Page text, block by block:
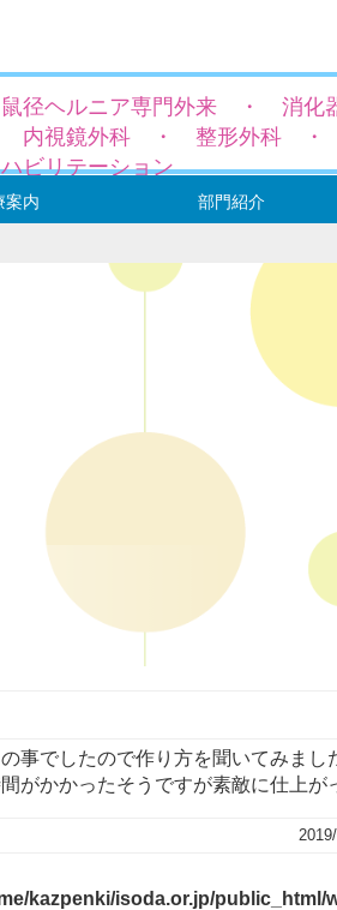
ヘルニア専門外来 ・ 消
視鏡外科 ・ 整形外科 ・
ビリテーション
案内 部門紹介
事でしたので作り方を聞いてみまし
がかかったそうですが素敵に仕上が
kazpenki/isoda.or.jp/public_html/